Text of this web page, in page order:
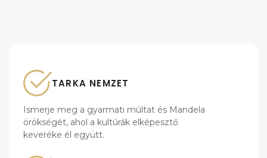
TARKA NEMZET
Ismerje meg a gyarmati múltat és Mandela
örökségét, ahol a kultúrák elképesztő
keveréke él együtt.